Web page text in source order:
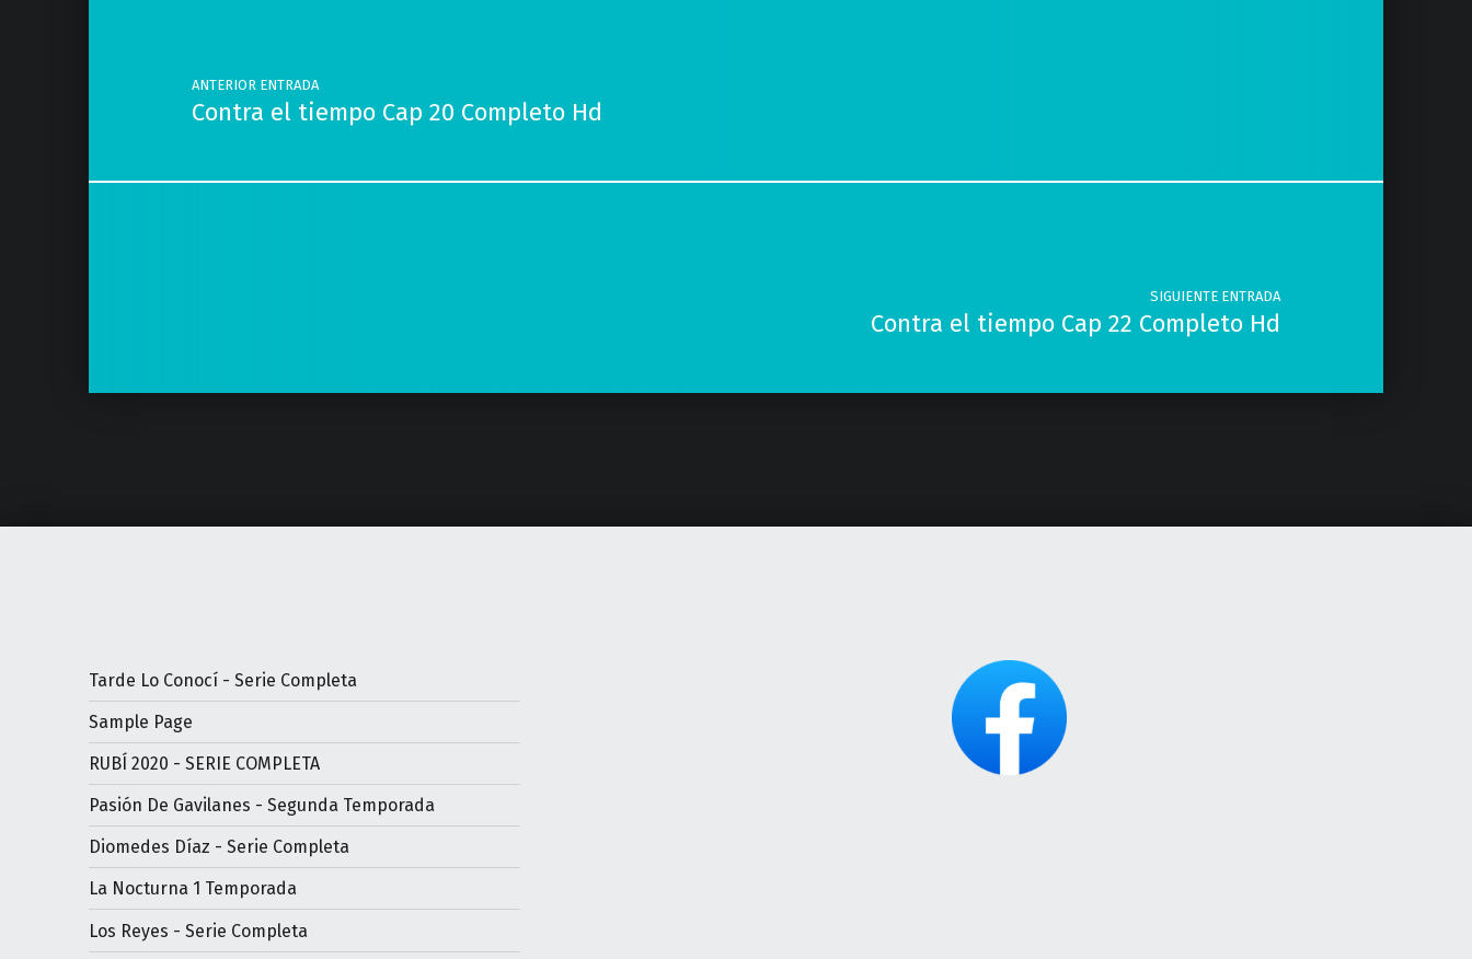
ANTERIOR ENTRADA
Contra el tiempo Cap 20 Completo Hd
SIGUIENTE ENTRADA
Contra el tiempo Cap 22 Completo Hd
Tarde Lo Conocí - Serie Completa
Sample Page
RUBÍ 2020 - SERIE COMPLETA
Pasión De Gavilanes - Segunda Temporada
Diomedes Díaz - Serie Completa
La Nocturna 1 Temporada
Los Reyes - Serie Completa